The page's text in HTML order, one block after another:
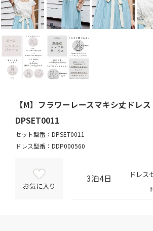
【M】フラワーレースマキシ丈ドレス
DPSET0011
セット型番：DPSET0011
ドレス型番：DDP000560
お気に入り
3泊4日 ドレス